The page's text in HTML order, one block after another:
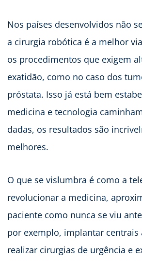
Nos países desenvolvidos não
a cirurgia robótica é a melhor
os procedimentos que exigem
exatidão, como no caso dos
próstata. Isso já está bem
medicina e tecnologia
dadas, os resultados são
melhores.
O que se vislumbra é como a
revolucionar a medicina,
paciente como nunca se viu
por exemplo, implantar centrais
realizar cirurgias de urgência e